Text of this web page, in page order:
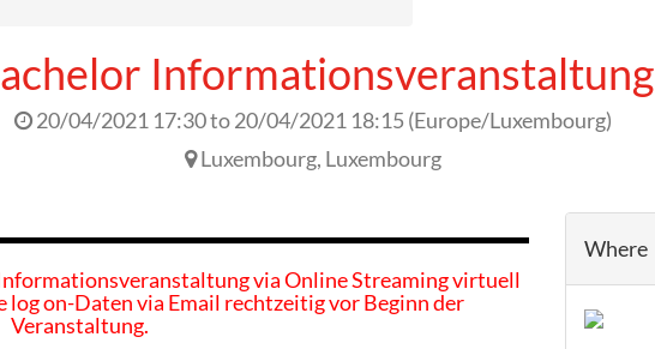
Informationsveranstaltung
20/04/2021 17:30to20/04/2021 18:15(Europe/Luxembourg)
Luxembourg, Luxembourg
via Online Streaming virtuell
on-Daten via Email rechtzeitig vor Beginn der
Veranstaltung.
Where